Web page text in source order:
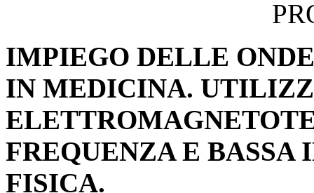
PROF
IMPIEGO DELLE
IN MEDICINA.
FREQUENZA E BASSA
FISICA.